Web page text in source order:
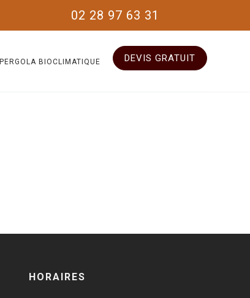
02 28 97 63 31
DEVIS GRATUIT
PERGOLA BIOCLIMATIQUE
HORAIRES